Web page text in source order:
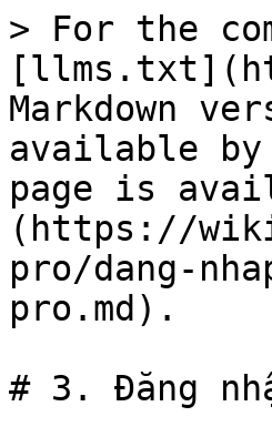
> For the
Markdown
available by
page is
(https://
pro/dang-
pro.md).
# 3. Đăng